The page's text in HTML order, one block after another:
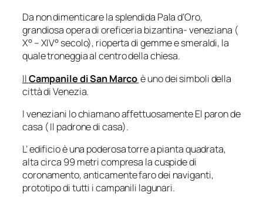
Da non dimenticare la splendida Pala d’Oro,
grandiosa opera di oreficeria bizantina- veneziana (
X° – XIV° secolo), rioperta di gemme e smeraldi, la
quale troneggia al centro della chiesa.
IlCampanile di San Marco è uno dei simboli della
città di Venezia.
I veneziani lo chiamano affettuosamente El paron de
casa ( Il padrone di casa).
L’ edificio è una poderosa torre a pianta quadrata,
alta circa 99 metri compresa la cuspide di
coronamento, anticamente faro dei naviganti,
prototipo di tutti i campanili lagunari.